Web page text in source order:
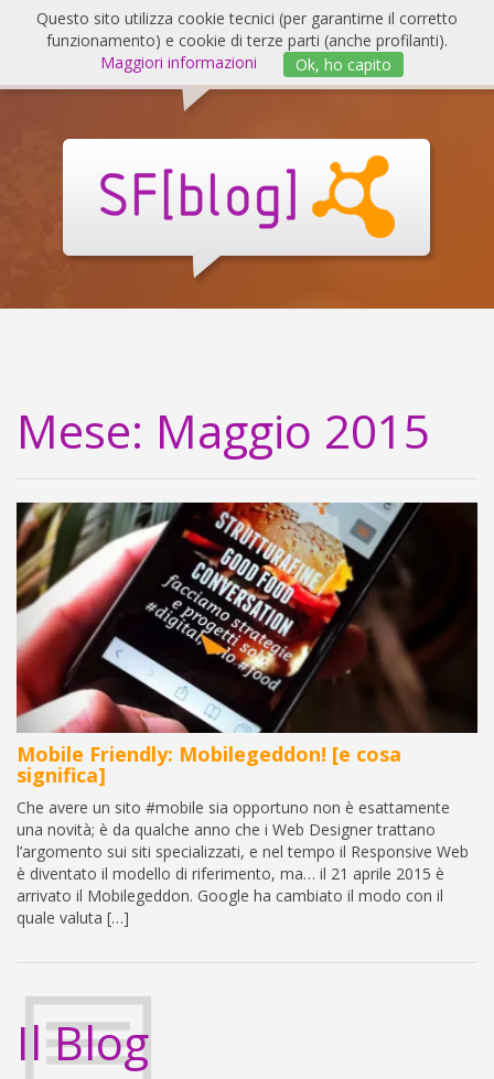
Salta
contenuto
Blog
Mese: Maggio 2015
Mobile Friendly: Mobilegeddon! [e cosa
significa]
Che avere un sito #mobile sia opportuno non è esattamente
una novità; è da qualche anno che i Web Designer trattano
l’argomento sui siti specializzati, e nel tempo il Responsive Web
è diventato il modello di riferimento, ma… il 21 aprile 2015 è
arrivato il Mobilegeddon. Google ha cambiato il modo con il
quale valuta […]
Il Blog
Questo sito utilizza cookie tecnici (per garantirne il corretto
funzionamento) e cookie di terze parti (anche profilanti).
Maggiori informazioni
Ok, ho capito